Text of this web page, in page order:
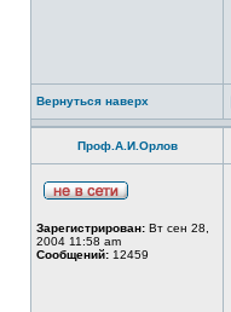
Вернуться наверх
Проф.А.И.Орлов
Зарегистрирован: Вт сен 28,
2004 11:58 am
Сообщений: 12459